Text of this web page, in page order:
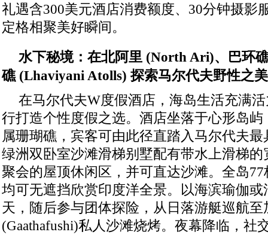
礼遇含300美元酒店消费额度、30分钟摄影
定格相聚美好瞬间。
水下秘境： 在北阿里 (North Ari)、巴环
礁 (Lhaviyani Atolls) 探索马尔代夫野性之美
在马尔代夫W度假酒店，海岛生活充满
行打造个性度假之选。酒店坐落于心形岛
属珊瑚礁，宾客可由此径直踏入马尔代夫
绿洲双卧室沙滩滑梯别墅配有带水上滑梯
聚会的屋顶休闲区，并可直达沙滩。全岛
均可无遮挡欣赏印度洋全景。以海滨瑜伽
天，随后参与团体探险，从日落游艇巡航至
(Gaathafushi)私人沙滩烧烤。夜幕降临，社